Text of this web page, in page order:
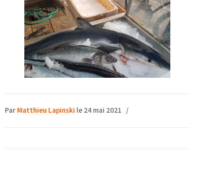
Par Matthieu Lapinski le 24 mai 2021 /